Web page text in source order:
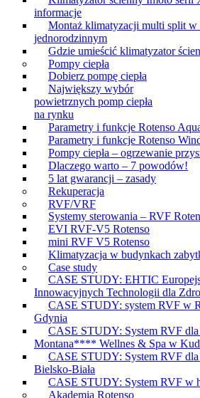
informacje
Montaż klimatyzacji multi split w
jednorodzinnym
Gdzie umieścić klimatyzator
Pompy ciepła
Dobierz pompę ciepła
Największy wybór
powietrznych pomp ciepła
na rynku
Parametry i funkcje Rotenso
Parametry i funkcje Rotenso
Pompy ciepła – ogrzewanie
Dlaczego warto – 7 powodów!
5 lat gwarancji – zasady
Rekuperacja
RVF/VRF
Systemy sterowania – RVF
EVI RVF-V5 Rotenso
mini RVF V5 Rotenso
Klimatyzacja w budynkach
Case study
CASE STUDY: EHTIC
Innowacyjnych Technologii dla
CASE STUDY: system RVF w
Gdynia
CASE STUDY: System RVF
Montana**** Wellnes & Spa w
CASE STUDY: System RVF
Bielsko-Biała
CASE STUDY: System RVF w
Akademia Rotenso